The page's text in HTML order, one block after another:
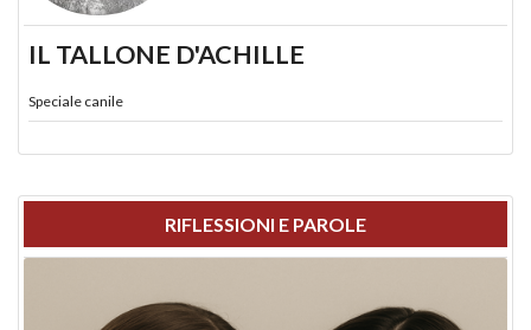
IL TALLONE D'ACHILLE
Speciale canile
RIFLESSIONI E PAROLE